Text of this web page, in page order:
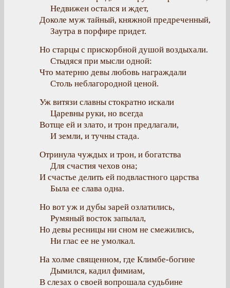
Недвижен остался и ждет,
Доколе муж тайный, княжной предреченный,
Заутра в порфире придет.
Но старцы с прискорбной душой воздыхали.
Стыдяся при мысли одной:
Что матерню девы любовь награждали
Столь неблагородной ценой.
Уж витязи славны стократно искали
Царевны руки, но всегда
Вотще ей и злато, и трон предлагали,
И земли, и тучны стада.
Отринула чуждых и трон, и богатства
Для счастия чехов она;
И счастье делить ей подвластного царства
Была ее слава одна.
Но вот уж и дубы зарей озлатились,
Румяный восток запылал,
Но девы ресницы ни сном не смежились,
Ни глас ее не умолкал.
На холме священном, где Климбе-богине
Дымился, кадил фимиам,
В слезах о своей вопрошала судьбине